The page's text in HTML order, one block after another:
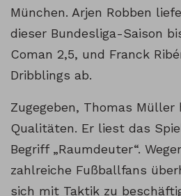
München. Arjen Robben
dieser Bundesliga-Saison
Coman 2,5, und Franck
Dribblings ab.
Zugegeben, Thomas Müller
Qualitäten. Er liest das
Begriff „Raumdeuter“.
zahlreiche Fußballfans
sich mit Taktik zu